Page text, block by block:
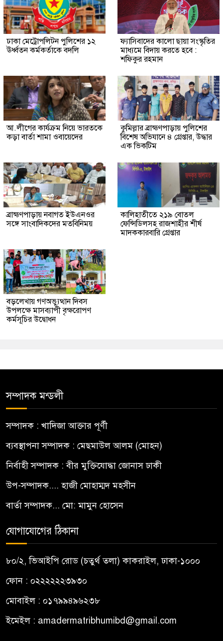
ঢাকা মেট্রোপলিটন পুলিশের ১২
ঊর্ধ্বতন কর্মকর্তাকে বদলি
ফ্যাসিবাদের কালো ছায়া সংস্কৃতির
মাধ্যমে বিদায় করতে হবে :
শফিকুর রহমান
আ.লীগের কার্যক্রম নিয়ে ভারতকে
কড়া বার্তা শামা ওবায়েদের
কুমিল্লার ব্রাহ্মণপাড়ায় পুলিশের
বিশেষ অভিযানে ৪ গ্রেপ্তার, উদ্ধার
এক ভিকটিম
ব্রাহ্মণপাড়ায় নবাগত ইউএনওর
সঙ্গে সাংবাদিকদের মতবিনিময়
কালিহাতীতে ২১৯ বোতল
ফেন্সিডিলসহ রাজশাহীর শীর্ষ
মাদককারবারি গ্রেপ্তার
বড়লেখায় গণঅভ্যুত্থান দিবস
উপলক্ষে মাসব্যাপী বৃক্ষরোপণ
কর্মসূচির উদ্বোধন
সম্পাদক মন্ডলী
সম্পাদক : খাদিজা আক্তার পূর্ণী
ব্যবস্থাপনা সম্পাদক : মেছমাউল আলম (মোহন)
নির্বাহী সম্পাদক : বীর মুক্তিযোদ্ধা জোনাস ঢাকী
উপ-সম্পাদক.... হাজী মোহাম্মদ মহসীন
বার্তা সম্পাদক... মো: মামুন হোসেন
যোগাযোগের ঠিকানা
৮০/২, ভিআইপি রোড (চতুর্থ তলা) কাকরাইল, ঢাকা-১০০০
ফোন : ০২২২২২২৩৯৩০
মোবাইল : ০১৭৯৯৪৯৬২৩৮
ইমেইল : amadermatribhumibd@gmail.com